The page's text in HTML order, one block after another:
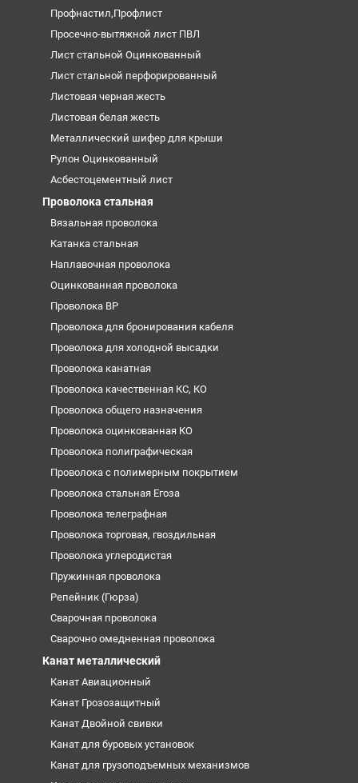
Профнастил,Профлист
Просечно-вытяжной лист ПВЛ
Лист стальной Оцинкованный
Лист стальной перфорированный
Листовая черная жесть
Листовая белая жесть
Металлический шифер для крыши
Рулон Оцинкованный
Асбестоцементный лист
Проволока стальная
Вязальная проволока
Катанка стальная
Наплавочная проволока
Оцинкованная проволока
Проволока ВР
Проволока для бронирования кабеля
Проволока для холодной высадки
Проволока канатная
Проволока качественная КС, КО
Проволока общего назначения
Проволока оцинкованная КО
Проволока полиграфическая
Проволока с полимерным покрытием
Проволока стальная Егоза
Проволока телеграфная
Проволока торговая, гвоздильная
Проволока углеродистая
Пружинная проволока
Репейник (Гюрза)
Сварочная проволока
Сварочно омедненная проволока
Канат металлический
Канат Авиационный
Канат Грозозащитный
Канат Двойной свивки
Канат для буровых установок
Канат для грузоподъемных механизмов